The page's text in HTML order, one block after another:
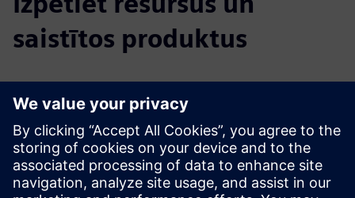
saistītos produktus
Papildu informācija un resursi
Learn more
Demo Link
Priekšnosacījumi